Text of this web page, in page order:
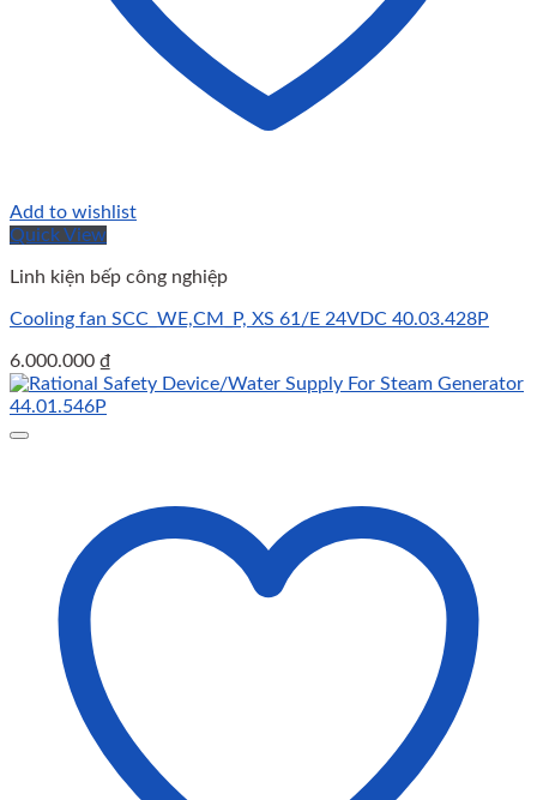
Add to wishlist
Quick View
Linh kiện bếp công nghiệp
Cooling fan SCC_WE,CM_P, XS 61/E 24VDC 40.03.428P
6.000.000 ₫